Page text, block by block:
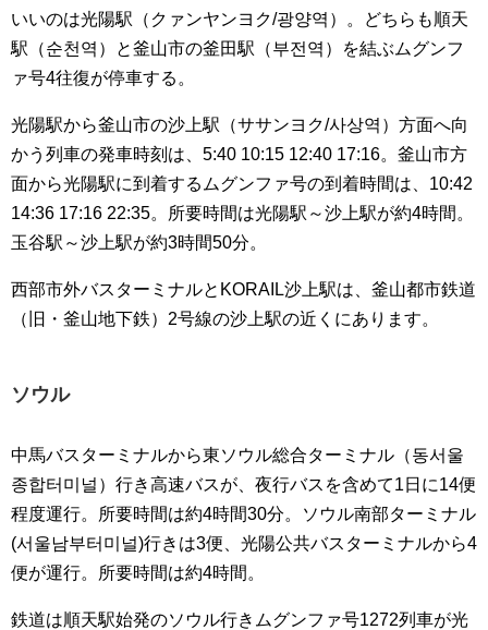
いいのは光陽駅（クァンヤンヨク/광양역）。どちらも順天
駅（순천역）と釜山市の釜田駅（부전역）を結ぶムグンフ
ァ号4往復が停車する。
光陽駅から釜山市の沙上駅（ササンヨク/사상역）方面へ向
かう列車の発車時刻は、5:40 10:15 12:40 17:16。釜山市方
面から光陽駅に到着するムグンファ号の到着時間は、10:42
14:36 17:16 22:35。所要時間は光陽駅～沙上駅が約4時間。
玉谷駅～沙上駅が約3時間50分。
西部市外バスターミナルとKORAIL沙上駅は、釜山都市鉄道
（旧・釜山地下鉄）2号線の沙上駅の近くにあります。
ソウル
中馬バスターミナルから東ソウル総合ターミナル（동서울
종합터미널）行き高速バスが、夜行バスを含めて1日に14便
程度運行。所要時間は約4時間30分。ソウル南部ターミナル
(서울남부터미널)行きは3便、光陽公共バスターミナルから4
便が運行。所要時間は約4時間。
鉄道は順天駅始発のソウル行きムグンファ号1272列車が光